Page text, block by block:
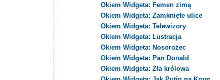
Okiem Widgeta: Femen zimą
Okiem Widgeta: Zamknięte ulice
Okiem Widgeta: Telewizory
Okiem Widgeta: Lustracja
Okiem Widgeta: Nosorożec
Okiem Widgeta: Pan Donald
Okiem Widgeta: Zła królowa